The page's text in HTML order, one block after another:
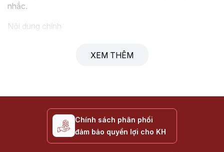
nhắc.
Nội dung chính
Hướng dẫn chọn mua Gaming Gear VSP phù hợp
Thông số kỹ thuật cần quan tâm
Câu hỏi thường gặp về Gaming Gear VSP
XEM THÊM
Chính sách phân phối
đảm bảo quyền lợi cho KH